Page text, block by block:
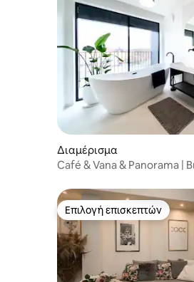
Διαμέρισμα
Café & Vana & Panorama |
Επιλογή επισκεπτών
Επιλογή επισκεπτών